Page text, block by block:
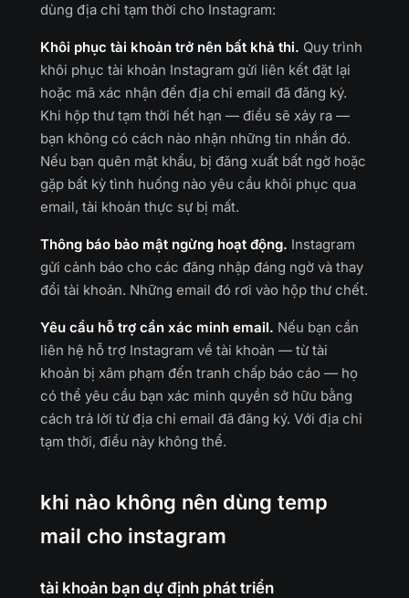
dùng địa chỉ tạm thời cho Instagram:
Khôi phục tài khoản trở nên bất khả thi. Quy trình
khôi phục tài khoản Instagram gửi liên kết đặt lại
hoặc mã xác nhận đến địa chỉ email đã đăng ký.
Khi hộp thư tạm thời hết hạn — điều sẽ xảy ra —
bạn không có cách nào nhận những tin nhắn đó.
Nếu bạn quên mật khẩu, bị đăng xuất bất ngờ hoặc
gặp bất kỳ tình huống nào yêu cầu khôi phục qua
email, tài khoản thực sự bị mất.
Thông báo bảo mật ngừng hoạt động. Instagram
gửi cảnh báo cho các đăng nhập đáng ngờ và thay
đổi tài khoản. Những email đó rơi vào hộp thư chết.
Yêu cầu hỗ trợ cần xác minh email. Nếu bạn cần
liên hệ hỗ trợ Instagram về tài khoản — từ tài
khoản bị xâm phạm đến tranh chấp báo cáo — họ
có thể yêu cầu bạn xác minh quyền sở hữu bằng
cách trả lời từ địa chỉ email đã đăng ký. Với địa chỉ
tạm thời, điều này không thể.
khi nào không nên dùng temp
mail cho instagram
tài khoản bạn dự định phát triển